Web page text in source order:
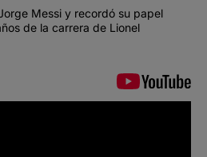
Messi y recordó su papel
de la carrera de Lionel